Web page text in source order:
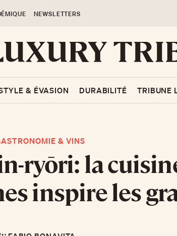
NEWSLETTERS
& ÉVASION DURABILITÉ TRIBUNE
& VINS
ryōri: la
inspire les